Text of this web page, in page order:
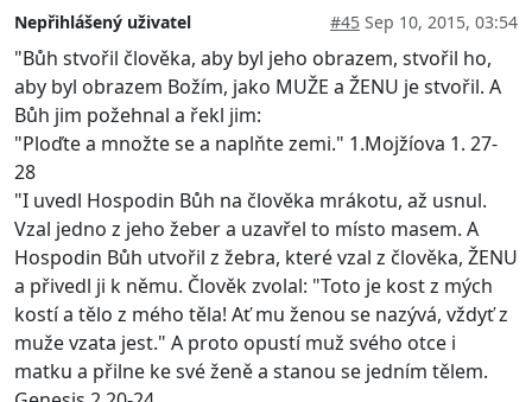
Nepřihlášený uživatel #45 Sep 10, 2015, 03:54
"Bůh stvořil člověka, aby byl jeho obrazem, stvořil ho,
aby byl obrazem Božím, jako MUŽE a ŽENU je stvořil. A
Bůh jim požehnal a řekl jim:
"Ploďte a množte se a naplňte zemi." 1.Mojžíova 1. 27-
28
"I uvedl Hospodin Bůh na člověka mrákotu, až usnul.
Vzal jedno z jeho žeber a uzavřel to místo masem. A
Hospodin Bůh utvořil z žebra, které vzal z člověka, ŽENU
a přivedl ji k němu. Člověk zvolal: "Toto je kost z mých
kostí a tělo z mého těla! Ať mu ženou se nazývá, vždyť z
muže vzata jest." A proto opustí muž svého otce i
matku a přilne ke své ženě a stanou se jedním tělem.